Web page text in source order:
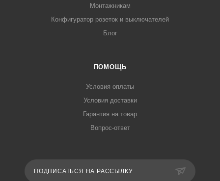
Монтажникам
Конфигуратор розеток и выключателей
Блог
ПОМОЩЬ
Условия оплаты
Условия доставки
Гарантия на товар
Вопрос-ответ
ПОДПИСАТЬСЯ НА РАССЫЛКУ